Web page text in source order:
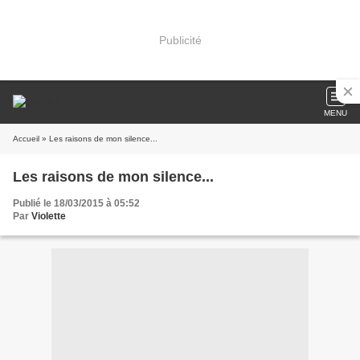
Publicité
MENU
Accueil » Les raisons de mon silence...
Les raisons de mon silence...
Publié le 18/03/2015 à 05:52
Par Violette